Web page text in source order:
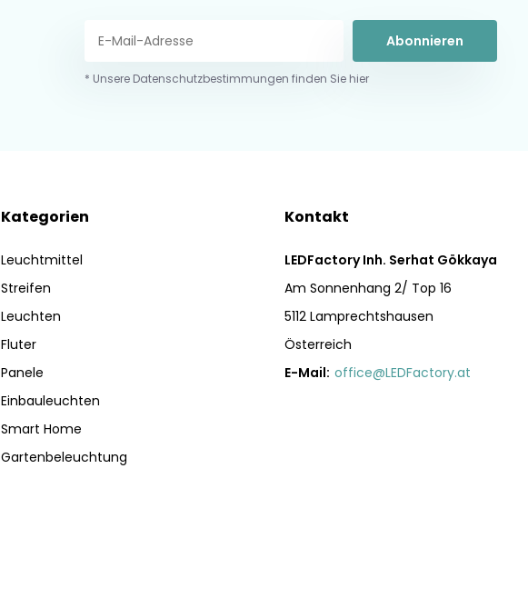
Abonnieren
* Unsere Datenschutzbestimmungen finden Sie hier
Kategorien
Leuchtmittel
Streifen
Leuchten
Fluter
Panele
Einbauleuchten
Smart Home
Gartenbeleuchtung
Kontakt
LEDFactory Inh. Serhat Gökkaya
Am Sonnenhang 2/ Top 16
5112 Lamprechtshausen
Österreich
E-Mail: office@LEDFactory.at